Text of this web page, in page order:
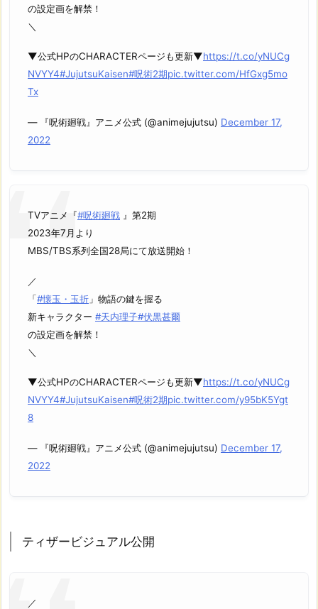
の設定画を解禁！
＼
▼公式HPのCHARACTERページも更新▼https://t.co/yNUCg
NVYY4#JujutsuKaisen#呪術2期pic.twitter.com/HfGxg5mo
Tx
— 『呪術廻戦』アニメ公式 (@animejujutsu) December 17,
2022
TVアニメ『#呪術廻戦 』第2期
2023年7月より
MBS/TBS系列全国28局にて放送開始！
／
「#懐玉・玉折 」物語の鍵を握る
新キャラクター #天内理子#伏黒甚爾
の設定画を解禁！
＼
▼公式HPのCHARACTERページも更新▼https://t.co/yNUCg
NVYY4#JujutsuKaisen#呪術2期pic.twitter.com/y95bK5Ygt
8
— 『呪術廻戦』アニメ公式 (@animejujutsu) December 17,
2022
ティザービジュアル公開
／